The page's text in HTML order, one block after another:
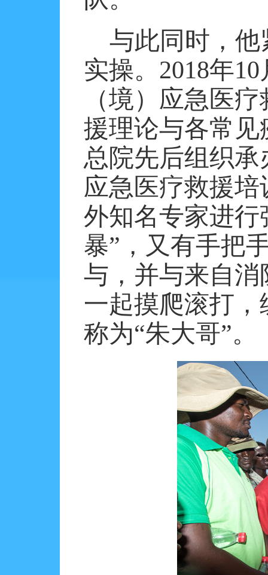
与此同时，
实操。 2018年10
（境）应急医
援理论与各常
总院先后组织
应急医疗救援
外知名专家进
暴”，又有手把
与，并与来自
一起摸爬滚打
称为“朱大哥”。